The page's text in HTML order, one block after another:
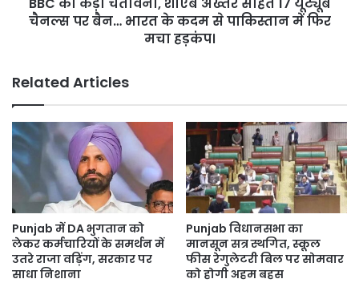
कदम
से
पाकिस्तान
में
फिर
मचा
BBC को कड़ी चेतावनी, शोएब अख्तर सहित 17 यूट्यूब
चैनल्स पर बैन… भारत के कदम से पाकिस्तान में फिर
मचा हड़कंप।
Related Articles
Punjab में DA भुगतान को
लेकर कर्मचारियों के समर्थन में
उतरे राजा वड़िंग, सरकार पर
साधा निशाना
Punjab विधानसभा का
मानसून सत्र स्थगित, स्कूल
फीस रेगुलेटरी बिल पर सोमवार
को होगी अहम बहस